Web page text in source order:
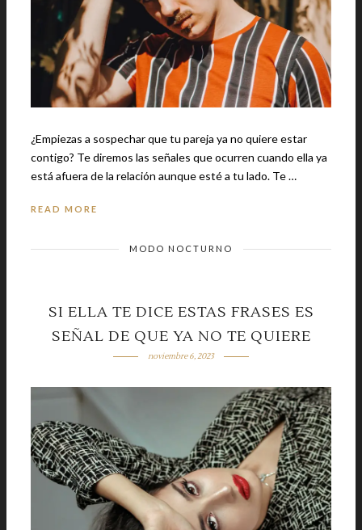
¿Empiezas a sospechar que tu pareja ya no quiere estar
contigo? Te diremos las señales que ocurren cuando ella ya
está afuera de la relación aunque esté a tu lado. Te …
READ MORE
MODO NOCTURNO
SI ELLA TE DICE ESTAS FRASES ES
SEÑAL DE QUE YA NO TE QUIERE
noviembre 6, 2023